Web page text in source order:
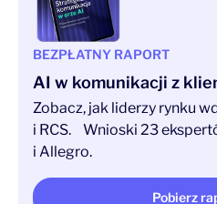
BEZPŁATNY RAPORT
AI w komunikacji z
Zobacz, jak liderzy rynku
i RCS. Wnioski 23
i Allegro.
Pobierz